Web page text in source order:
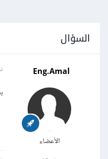
السؤال
Eng.Amal
الأعضاء